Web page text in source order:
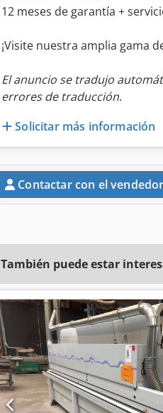
12 meses de garantía +
¡Visite nuestra amplia gama
El anuncio se tradujo
errores de traducción.
Solicitar más información
Contactar con el vendedor
También puede estar